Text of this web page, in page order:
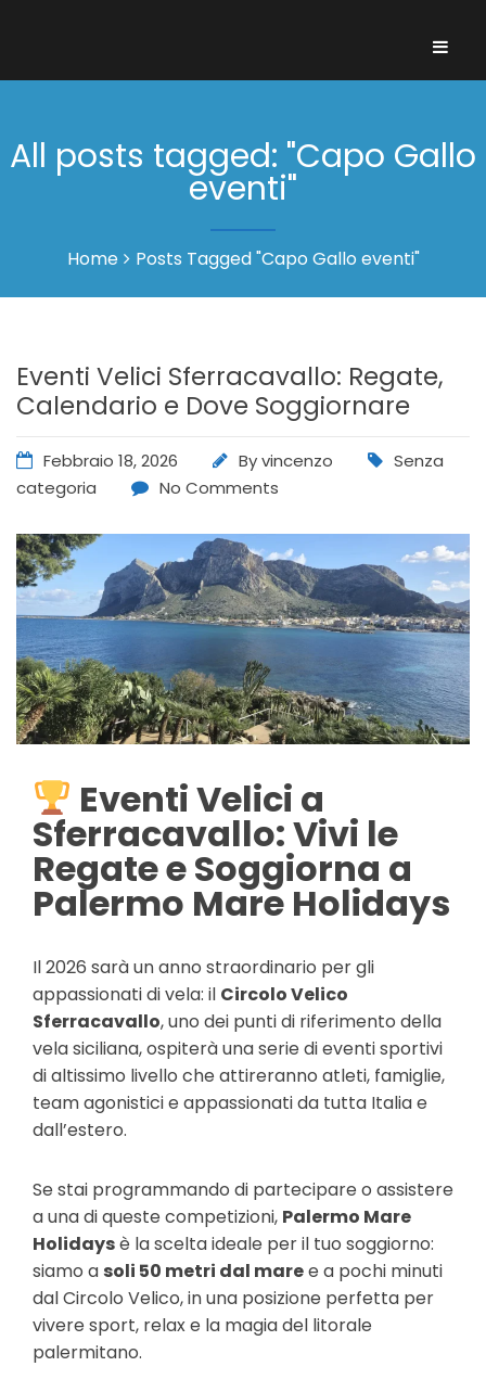
All posts tagged: "Capo Gallo
eventi"
Home Posts Tagged "Capo Gallo eventi"
Eventi Velici Sferracavallo: Regate,
Calendario e Dove Soggiornare
Febbraio 18, 2026 Byvincenzo
Senza
categoria
No Comments
Eventi Velici a
Sferracavallo: Vivi le
Regate e Soggiorna a
Palermo Mare Holidays
Il 2026 sarà un anno straordinario per gli
appassionati di vela: il Circolo Velico
Sferracavallo, uno dei punti di riferimento della
vela siciliana, ospiterà una serie di eventi sportivi
di altissimo livello che attireranno atleti, famiglie,
team agonistici e appassionati da tutta Italia e
dall’estero.
Se stai programmando di partecipare o assistere
a una di queste competizioni, Palermo Mare
Holidaysè la scelta ideale per il tuo soggiorno:
siamo a soli 50 metri dal maree a pochi minuti
dal Circolo Velico, in una posizione perfetta per
vivere sport, relax e la magia del litorale
palermitano.